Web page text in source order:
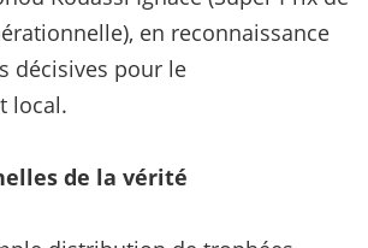
en reconnaissance
décisives pour le
local.
de la vérité